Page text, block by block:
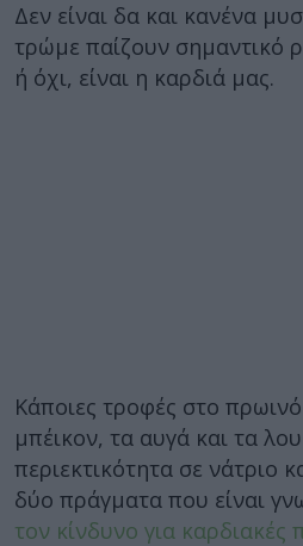
Δεν είναι δα και κανένα
τρώμε παίζουν σημαντικό
ή όχι, είναι η καρδιά μας.
Κάποιες τροφές στο
μπέικον, τα αυγά και τα
περιεκτικότητα σε νάτριο
δύο πράγματα που είναι
τον κίνδυνο για καρδιακές